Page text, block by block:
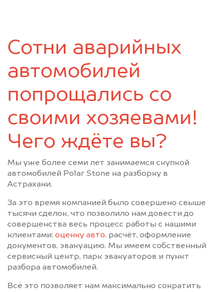
Сотни аварийных
автомобилей
попрощались со
своими хозяевами!
Чего ждёте вы?
Мы уже более семи лет занимаемся скупкой
автомобилей Polar Stone на разборку в
Астрахани.
За это время компанией было совершено свыше
тысячи сделок, что позволило нам довести до
совершенства весь процесс работы с нашими
клиентами: оценку авто, расчёт, оформление
документов, эвакуацию. Мы имеем собственный
сервисный центр, парк эвакуаторов и пункт
разбора автомобилей.
Всё это позволяет нам максимально сократить